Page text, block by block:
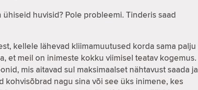
huvisid? Pole probleemi. Tinderis saad
kellele lähevad kliimamuutused korda sama palju
et meil on inimeste kokku viimisel teatav kogemus.
mis aitavad sul maksimaalset nähtavust saada ja
kohvisõbrad nagu sina või see üks inimene, kes